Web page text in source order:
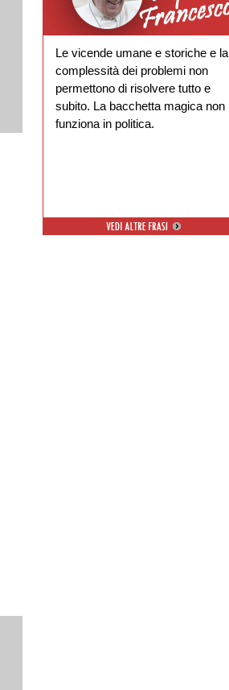
Le vicende umane e storiche e la
complessità dei problemi non
permettono di risolvere tutto e
subito. La bacchetta magica non
funziona in politica.